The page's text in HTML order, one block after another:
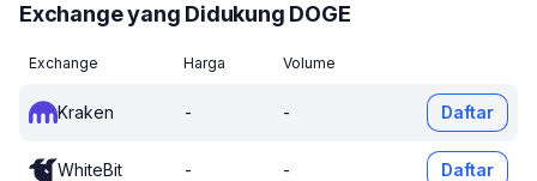
Exchange yang Didukung DOGE
Exchange Harga Volume
Kraken - - Daftar
WhiteBit - - Daftar